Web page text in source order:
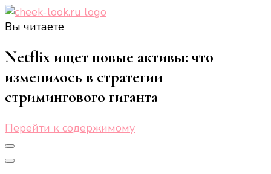
здоровом образе жизни, спорте, стиле, отдыхе и
еде.
Вы читаете
Netflix ищет новые активы: что
изменилось в стратегии
стримингового гиганта
Перейти к содержимому